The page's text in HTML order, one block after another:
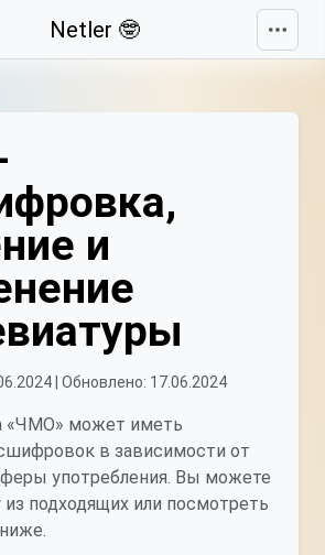
Netler 🤓
и
| Обновлено: 17.06.2024
«ЧМО» может иметь
в зависимости от
употребления. Вы можете
подходящих или посмотреть